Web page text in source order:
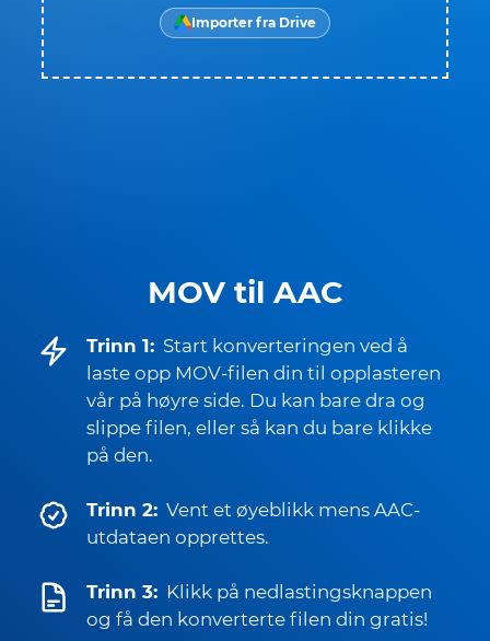
MOV til AAC
Trinn 1: Start konverteringen ved å
laste opp MOV-filen din til opplasteren
vår på høyre side. Du kan bare dra og
slippe filen, eller så kan du bare klikke
på den.
Trinn 2: Vent et øyeblikk mens AAC-
utdataen opprettes.
Trinn 3: Klikk på nedlastingsknappen
og få den konverterte filen din gratis!
Importer fra Drive